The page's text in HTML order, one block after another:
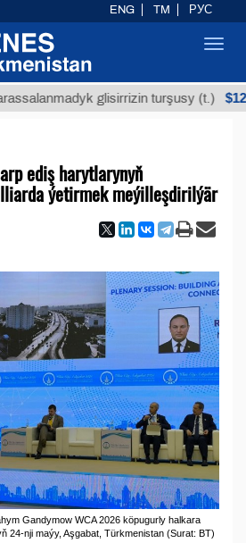
glisirrizin turşusy (t.) $12935,18
ediş harytlarynyň
ýetirmek meýilleşdirilýär
Gandymow WCA 2026 köpugurly halkara
24-nji maýy, Aşgabat, Türkmenistan (Surat: BT)
ENG TM РУС